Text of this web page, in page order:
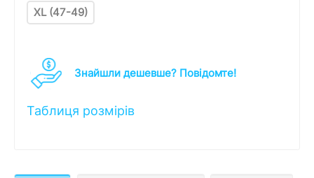
XL (47-49)
Знайшли дешевше? Повідомте!
Таблиця розмірів